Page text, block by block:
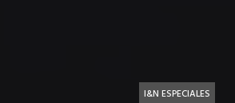
I&N ESPECIALES